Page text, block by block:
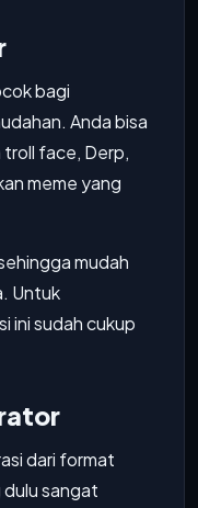
bagi
Anda bisa
face, Derp,
meme yang
mudah
Untuk
ini sudah cukup
dari format
dulu sangat